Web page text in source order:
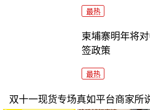
最热
柬埔寨明年将
签政策
最热
双十一现货专场真如平台商家所